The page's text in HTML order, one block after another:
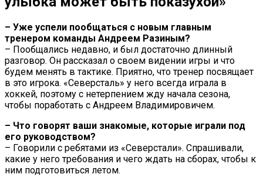
– Уже успели пообщаться с новым главным
тренером команды Андреем Разиным?
– Пообщались недавно, и был достаточно длинный
разговор. Он рассказал о своем видении игры и что
будем менять в тактике. Приятно, что тренер посвящает
в это игрока. «Северсталь» у него всегда играла в
хоккей, поэтому с нетерпением жду начала сезона,
чтобы поработать с Андреем Владимировичем.
– Что говорят ваши знакомые, которые играли под
его руководством?
– Говорили с ребятами из «Северстали». Спрашивали,
какие у него требования и чего ждать на сборах, чтобы к
ним подготовиться летом.